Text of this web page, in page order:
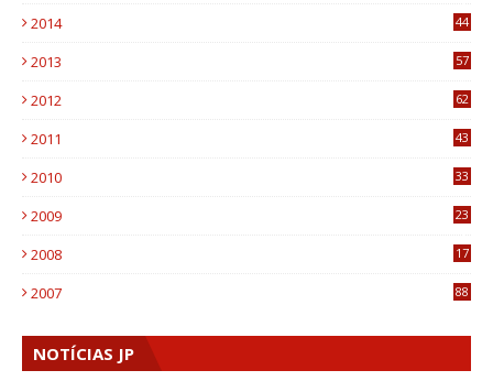
2014
44
2013
57
2012
62
2011
43
2010
33
2009
23
2008
17
2007 88
NOTÍCIAS JP